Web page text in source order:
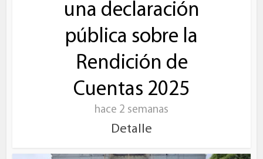
una declaración
pública sobre la
Rendición de
Cuentas 2025
hace 2 semanas
Detalle